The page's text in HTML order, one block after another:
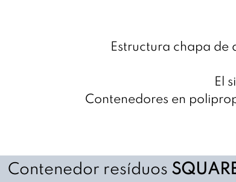
Estructura chapa
El
Contenedores en
Contenedor resíduos